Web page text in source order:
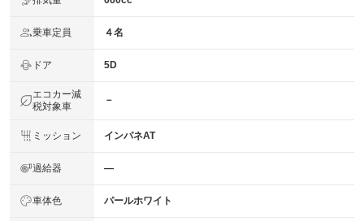
ります。
乗車定員 ４名
ドア 5D
エコカー減
税対象車
－
ミッション インパネAT
過給器 ―
車体色 パールホワイト